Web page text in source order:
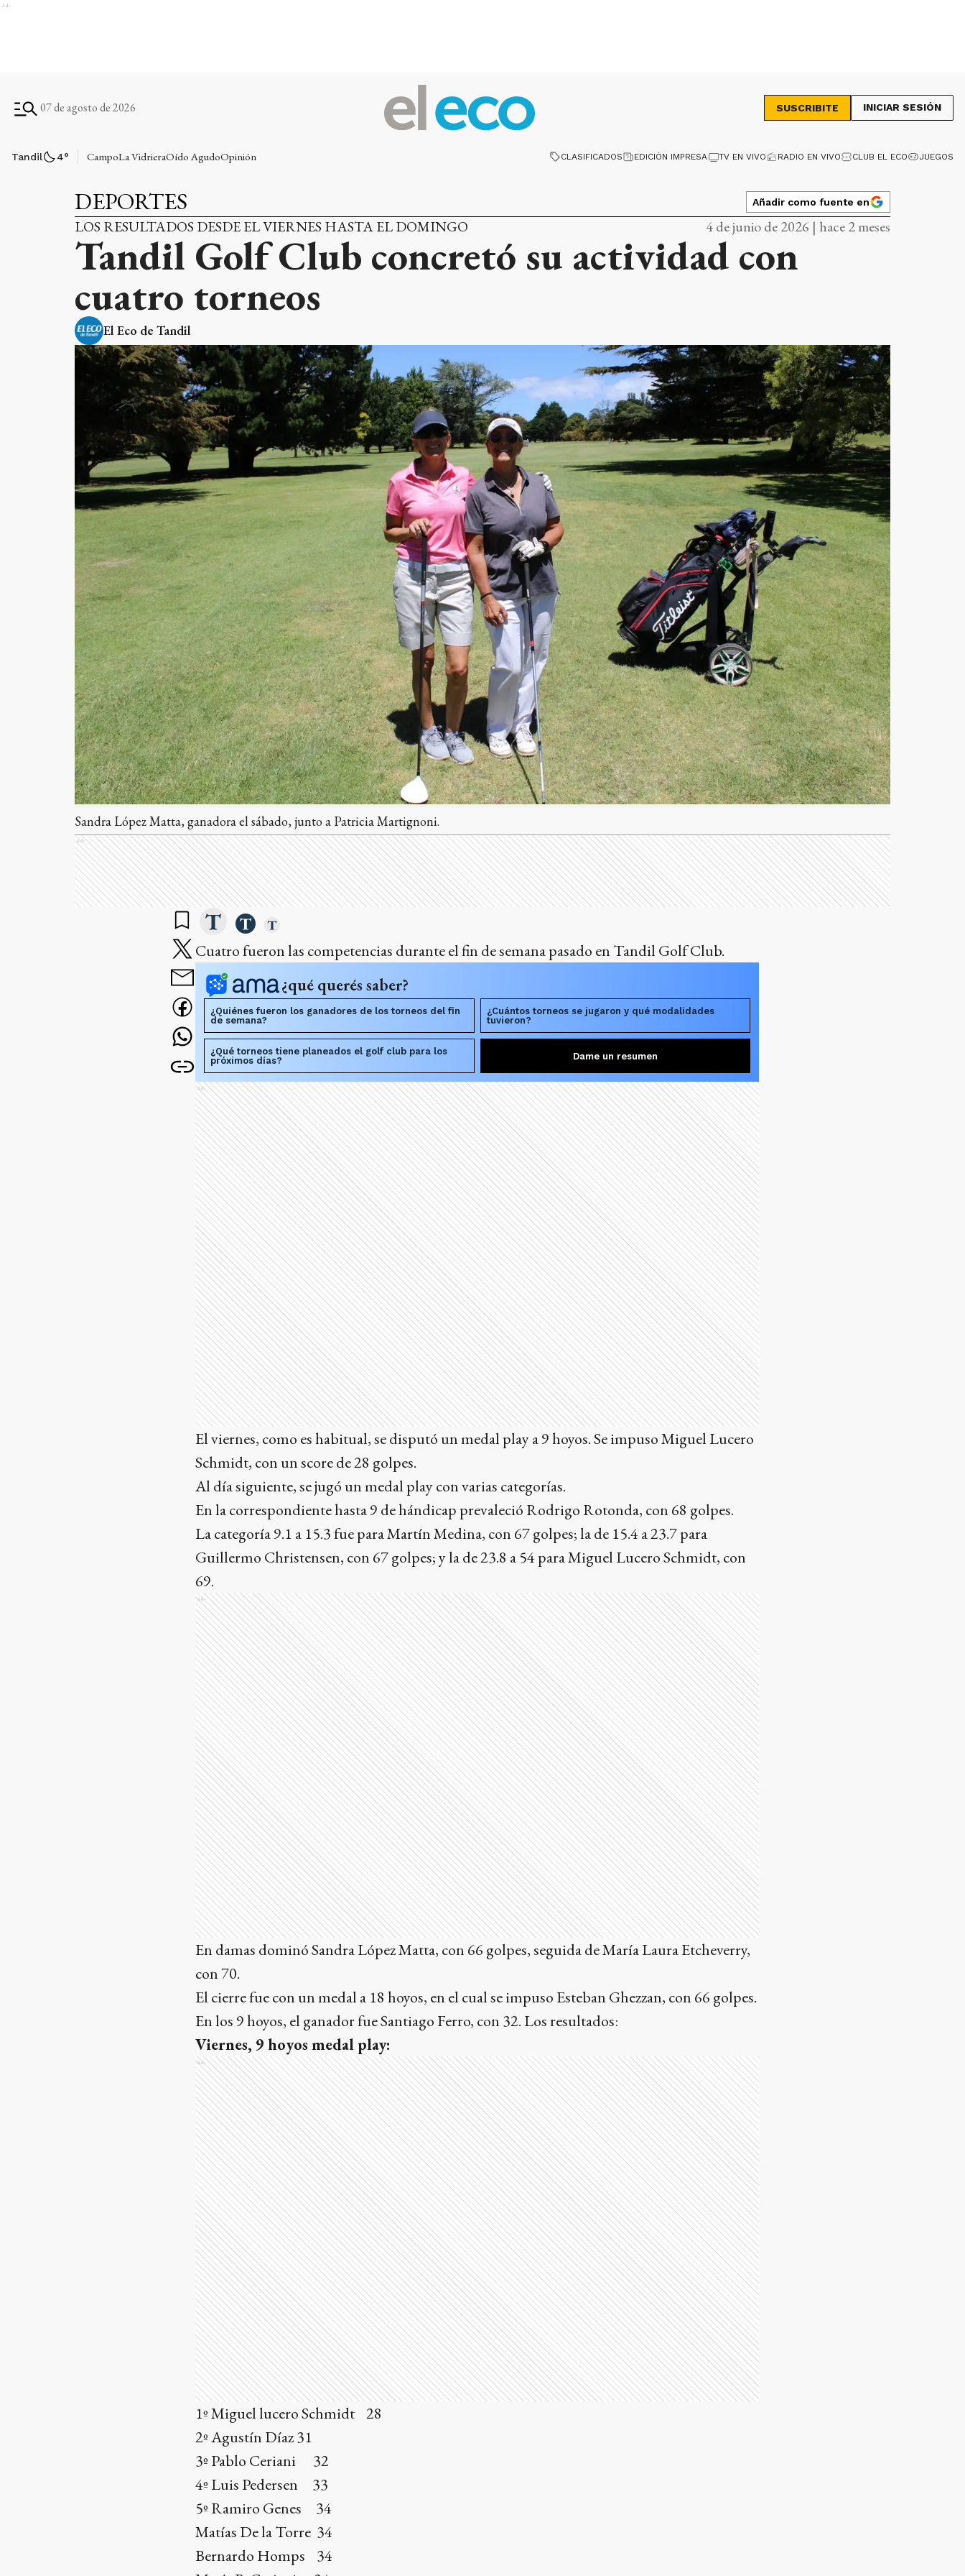
Ads
07 de agosto de 2026 SUSCRIBITE INICIAR SESIÓN
Tandil 4° CampoLa VidrieraOído AgudoOpinión CLASIFICADOS EDICIÓN IMPRESA TV EN VIVO RADIO EN VIVO CLUB EL ECO JUEGOS
DEPORTES Añadir como fuente en
LOS RESULTADOS DESDE EL VIERNES HASTA EL DOMINGO 4 de junio de 2026 | hace 2 meses
Tandil Golf Club concretó su actividad con
cuatro torneos
El Eco de Tandil
Sandra López Matta, ganadora el sábado, junto a Patricia Martignoni.
Ads
Cuatro fueron las competencias durante el fin de semana pasado en Tandil Golf Club.
¿qué querés saber?
¿Quiénes fueron los ganadores de los torneos del fin
de semana?
¿Cuántos torneos se jugaron y qué modalidades
tuvieron?
¿Qué torneos tiene planeados el golf club para los
próximos días?
Dame un resumen
Ads
El viernes, como es habitual, se disputó un medal play a 9 hoyos. Se impuso Miguel Lucero
Schmidt, con un score de 28 golpes.
Al día siguiente, se jugó un medal play con varias categorías.
En la correspondiente hasta 9 de hándicap prevaleció Rodrigo Rotonda, con 68 golpes.
La categoría 9.1 a 15.3 fue para Martín Medina, con 67 golpes; la de 15.4 a 23.7 para
Guillermo Christensen, con 67 golpes; y la de 23.8 a 54 para Miguel Lucero Schmidt, con
69.
Ads
En damas dominó Sandra López Matta, con 66 golpes, seguida de María Laura Etcheverry,
con 70.
El cierre fue con un medal a 18 hoyos, en el cual se impuso Esteban Ghezzan, con 66 golpes.
En los 9 hoyos, el ganador fue Santiago Ferro, con 32. Los resultados:
Viernes, 9 hoyos medal play:
Ads
1º Miguel lucero Schmidt 28
2º Agustín Díaz 31
3º Pablo Ceriani 32
4º Luis Pedersen 33
5º Ramiro Genes 34
Matías De la Torre 34
Bernardo Homps 34